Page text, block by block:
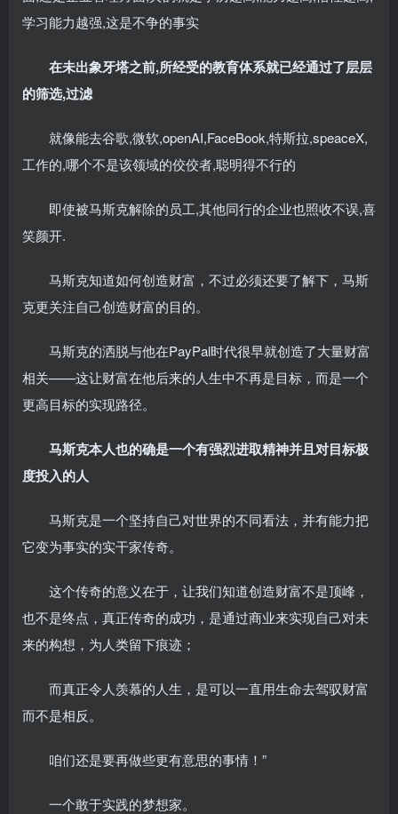
学习能力越强,这是不争的事实
在未出象牙塔之前,所经受的教育体系就已经通过了层层
的筛选,过滤
就像能去谷歌,微软,openAI,FaceBook,特斯拉,speaceX,
工作的,哪个不是该领域的佼佼者,聪明得不行的
即使被马斯克解除的员工,其他同行的企业也照收不误,喜
笑颜开.
马斯克知道如何创造财富，不过必须还要了解下，马斯
克更关注自己创造财富的目的。
马斯克的洒脱与他在PayPal时代很早就创造了大量财富
相关——这让财富在他后来的人生中不再是目标，而是一个
更高目标的实现路径。
马斯克本人也的确是一个有强烈进取精神并且对目标极
度投入的人
马斯克是一个坚持自己对世界的不同看法，并有能力把
它变为事实的实干家传奇。
这个传奇的意义在于，让我们知道创造财富不是顶峰，
也不是终点，真正传奇的成功，是通过商业来实现自己对未
来的构想，为人类留下痕迹；
而真正令人羡慕的人生，是可以一直用生命去驾驭财富
而不是相反。
咱们还是要再做些更有意思的事情！”
一个敢于实践的梦想家。